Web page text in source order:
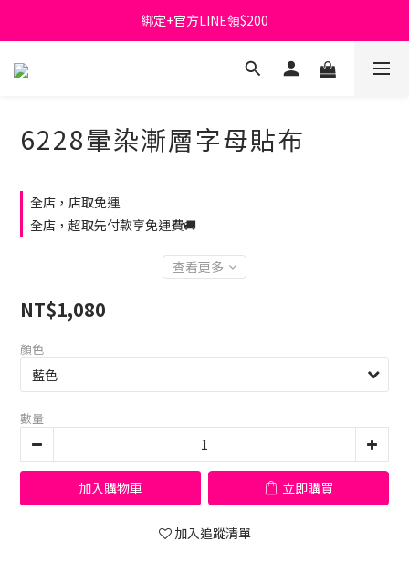
首購免運費🚚
綁定+官方LINE領$200
出清特價_買一送一
6228暈染漸層字母貼布
全店，店取免運
全店，超取先付款享免運費🚚
查看更多
NT$1,080
顏色
數量
加入購物車 立即購買
加入追蹤清單